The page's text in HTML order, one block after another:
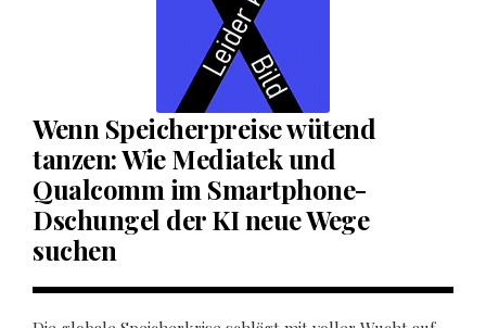
Wenn Speicherpreise wütend
tanzen: Wie Mediatek und
Qualcomm im Smartphone-
Dschungel der KI neue Wege
suchen